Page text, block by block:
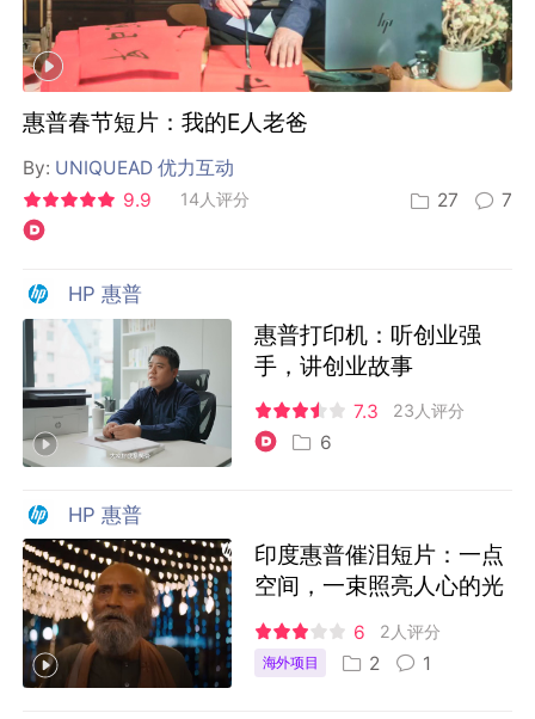
惠普春节短片：我的E人老爸
By: UNIQUEAD 优力互动
9.9
14人评分 27 7
HP 惠普
惠普打印机：听创业强
手，讲创业故事
7.3 23人评分
6
HP 惠普
印度惠普催泪短片：一点
空间，一束照亮人心的光
6 2人评分
海外项目 2 1